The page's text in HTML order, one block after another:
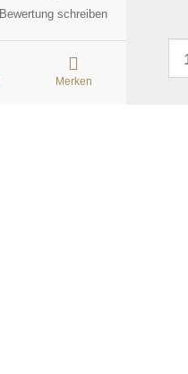
Bewertung schreiben
Merken